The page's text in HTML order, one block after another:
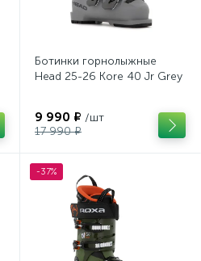
Ботинки горнолыжные
Head 25-26 Kore 40 Jr Grey
9 990 ₽ /шт
17 990 ₽
-37%